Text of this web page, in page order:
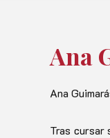
Ana
Ana
Tras cursar